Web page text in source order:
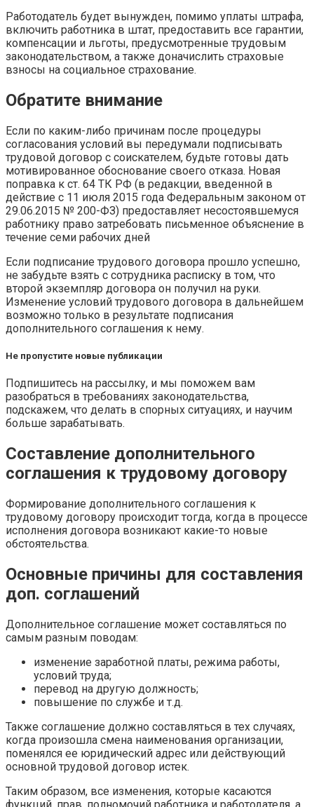
Работодатель будет вынужден, помимо уплаты штрафа,
включить работника в штат, предоставить все гарантии,
компенсации и льготы, предусмотренные трудовым
законодательством, а также доначислить страховые
взносы на социальное страхование.
Обратите внимание
Если по каким-либо причинам после процедуры
согласования условий вы передумали подписывать
трудовой договор с соискателем, будьте готовы дать
мотивированное обоснование своего отказа. Новая
поправка к ст. 64 ТК РФ (в редакции, введенной в
действие с 11 июля 2015 года Федеральным законом от
29.06.2015 № 200-ФЗ) предоставляет несостоявшемуся
работнику право затребовать письменное объяснение в
течение семи рабочих дней
Если подписание трудового договора прошло успешно,
не забудьте взять с сотрудника расписку в том, что
второй экземпляр договора он получил на руки.
Изменение условий трудового договора в дальнейшем
возможно только в результате подписания
дополнительного соглашения к нему.
Не пропустите новые публикации
Подпишитесь на рассылку, и мы поможем вам
разобраться в требованиях законодательства,
подскажем, что делать в спорных ситуациях, и научим
больше зарабатывать.
Составление дополнительного
соглашения к трудовому договору
Формирование дополнительного соглашения к
трудовому договору происходит тогда, когда в процессе
исполнения договора возникают какие-то новые
обстоятельства.
Основные причины для составления
доп. соглашений
Дополнительное соглашение может составляться по
самым разным поводам:
изменение заработной платы, режима работы,
условий труда;
перевод на другую должность;
повышение по службе и т.д.
Также соглашение должно составляться в тех случаях,
когда произошла смена наименования организации,
поменялся ее юридический адрес или действующий
основной трудовой договор истек.
Таким образом, все изменения, которые касаются